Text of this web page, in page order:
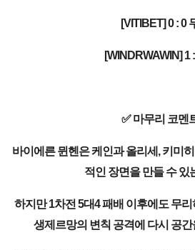
[VITIBET] 0 : 0
[WINDRWAWIN] 1
✅ 마무리 코멘
바이에른 뮌헨은 케인과 올리세, 키미
적인 장면을 만들 수 있
하지만 1차전 5대4 패배 이후에도 무
생제르망의 변칙 공격에 다시 공